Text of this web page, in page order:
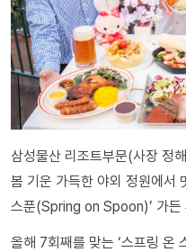
삼성물산 리조트부문(사장 정
봄 기운 가득한 야외 정원에서
스푼(Spring on Spoon)’ 가든
올해 7회째를 맞는 ‘스프링 온